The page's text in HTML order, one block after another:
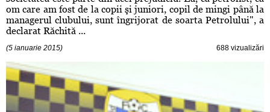
om care am fost de la copii şi juniori, copil de mingi până la
managerul clubului, sunt îngrijorat de soarta Petrolului", a
declarat Răchită ...
(5 ianuarie 2015) 688 vizualizări